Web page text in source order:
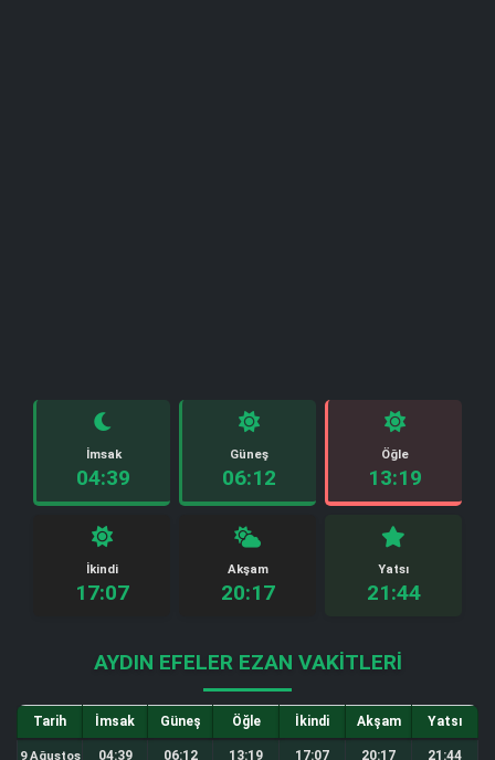
İmsak
04:39
Güneş
06:12
Öğle
13:19
İkindi
17:07
Akşam
20:17
Yatsı
21:44
AYDIN EFELER EZAN VAKITLERI
Tarih İmsak Güneş Öğle İkindi Akşam Yatsı
9 Ağustos 04:39 06:12 13:19 17:07 20:17 21:44